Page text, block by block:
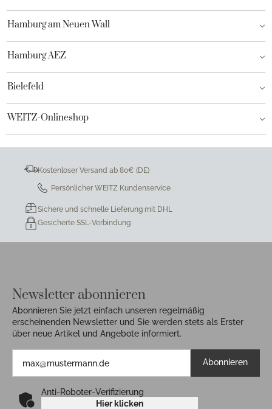
Hamburg am Neuen Wall
Hamburg AEZ
Bielefeld
WEITZ-Onlineshop
Kostenloser Versand ab 80€ (DE)
Persönlicher WEITZ Kundenservice
Sichere und schnelle Lieferung mit DHL
Gesicherte SSL-Verbindung
Newsletter abonnieren
Abonnieren Sie jetzt einfach unseren regelmäßig
erscheinenden Newsletter und Sie werden stets als Erster
über neue Artikel und Angebote informiert.
Abonnieren
Anti-Roboter-Verifizierung
Hier klicken